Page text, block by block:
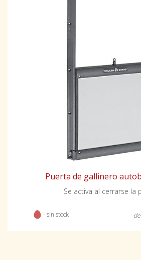
Puerta de gallinero
Se activa al cerrarse la
- sin stock